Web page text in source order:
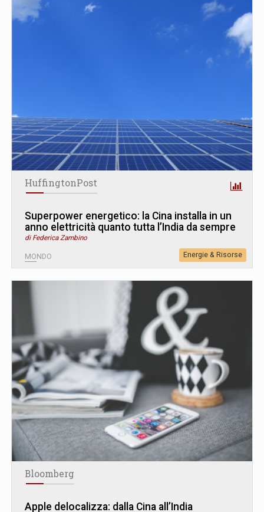
HuffingtonPost
Superpower energetico: la Cina installa in un
anno elettricità quanto tutta l’India da sempre
di Federica Zambino
MONDO Energie & Risorse
Bloomberg
Apple delocalizza: dalla Cina all’India